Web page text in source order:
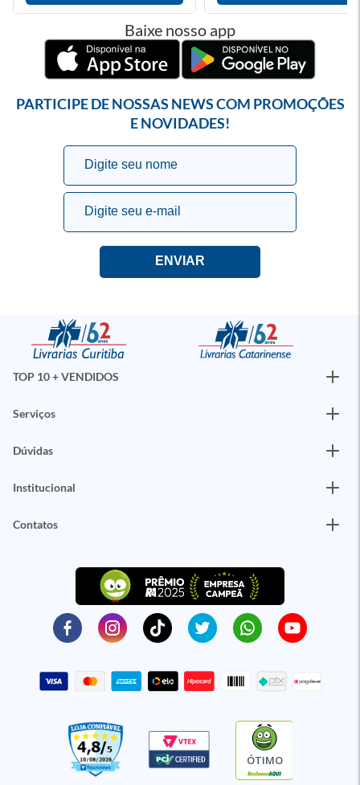
Baixe nosso app
PARTICIPE DE NOSSAS NEWS COM PROMOÇÕES
E NOVIDADES!
TOP 10 + VENDIDOS
Serviços
Dúvidas
Institucional
Contatos
ÓTIMO